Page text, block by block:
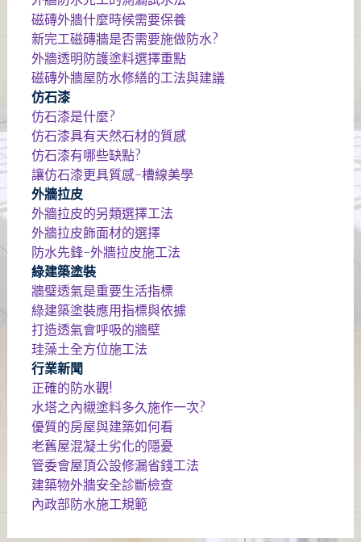
磁磚外牆什麼時候需要保養
新完工磁磚牆是否需要施做防水?
外牆透明防護塗料選擇重點
磁磚外牆屋防水修繕的工法與建議
仿石漆
仿石漆是什麼?
仿石漆具有天然石材的質感
仿石漆有哪些缺點?
讓仿石漆更具質感-槽線美學
外牆拉皮
外牆拉皮的另類選擇工法
外牆拉皮飾面材的選擇
防水先鋒-外牆拉皮施工法
綠建築塗裝
牆璧透氣是重要生活指標
綠建築塗裝應用指標與依據
打造透氣會呼吸的牆壁
珪藻土全方位施工法
行業新聞
正確的防水觀!
水塔之內櫬塗料多久施作一次?
優質的房屋與建築如何看
老舊屋混凝土劣化的隱憂
管委會屋頂公設修漏省錢工法
建築物外牆安全診斷檢查
內政部防水施工規範